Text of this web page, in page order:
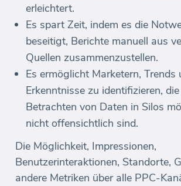
erleichtert.
Es spart Zeit, indem es die
beseitigt, Berichte manuell aus
Quellen zusammenzustellen.
Es ermöglicht Marketern, Trends
Erkenntnisse zu identifizieren,
Betrachten von Daten in Silos
nicht offensichtlich sind.
Die Möglichkeit, Impressionen,
Benutzerinteraktionen, Standorte,
andere Metriken über alle PPC-